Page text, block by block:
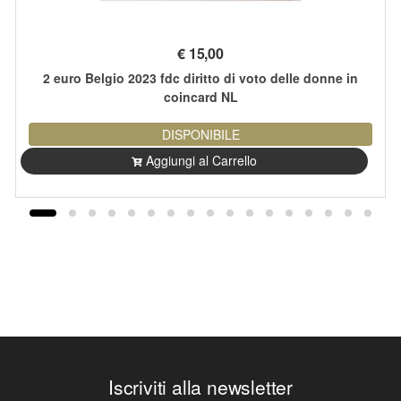
€ 15,00
2 euro Belgio 2023 fdc diritto di voto delle donne in
coincard NL
DISPONIBILE
Aggiungi al Carrello
Iscriviti alla newsletter